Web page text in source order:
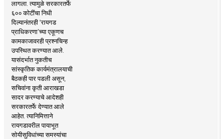
लागला. त्यामुळे सरकारतर्फे
६०० कोटींचा निधी
दिल्यानंतरही ‘रायगड
प्राधिकरणा’च्या एकूणच
कामकाजावरही प्रश्नचिन्ह
उपस्थित करण्यात आले.
यासंदर्भात नुकतीच
सांस्कृतिक कार्यमंत्रालयाची
बैठकही पार पडली असून,
सचिवांना कृती आराखडा
सादर करण्याचे आदेशही
सरकारतर्फे देण्यात आले
आहेत. त्यानिमित्ताने
रायगडावरील पायाभूत
सोयीसुविधांच्या समस्यांचा